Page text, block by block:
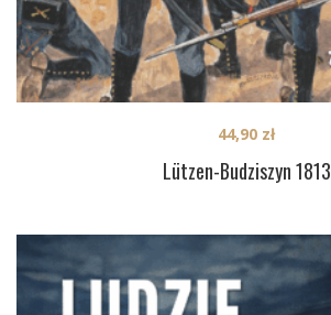
Lützen-Budziszyn 1813
44,90 zł